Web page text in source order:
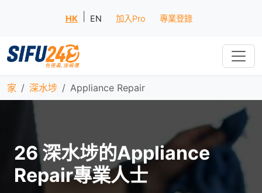
HK EN 加入Pro 專業登錄
家 深水埗 Appliance Repair
26 深水埗的Appliance
Repair專業人士